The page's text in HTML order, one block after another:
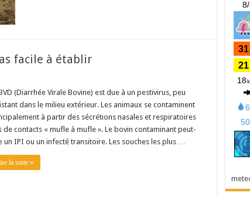
facile à établir
(Diarrhée Virale Bovine) est due à un pestivirus, peu
dans le milieu extérieur. Les animaux se contaminent
à partir des sécrétions nasales et respiratoires
de contacts « mufle à mufle ». Le bovin contaminant peut-
un IPI ou un infecté transitoire. Les souches les plus …
la suite »